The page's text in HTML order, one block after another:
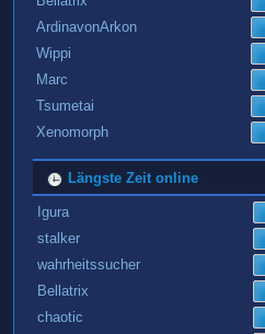
ArdinavonArkon
Wippi
Marc
Tsumetai
Xenomorph
Längste Zeit online
Igura
stalker
wahrheitssucher
Bellatrix
chaotic